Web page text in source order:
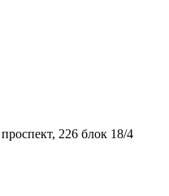
226 блок 18/4